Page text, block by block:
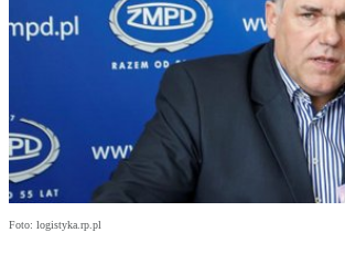
Foto: logistyka.rp.pl